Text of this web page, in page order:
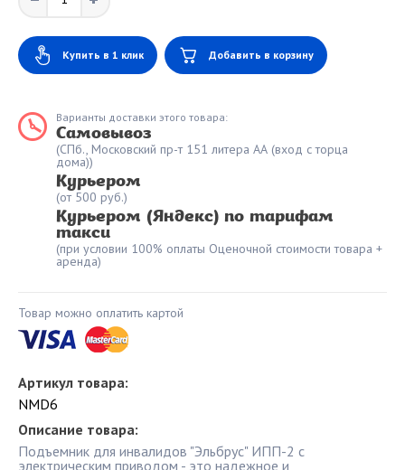
Купить в 1 клик Добавить в корзину
Варианты доставки этого товара:
Самовывоз
(СПб., Московский пр-т 151 литера АА (вход с торца
дома))
Курьером
(от 500 руб.)
Курьером (Яндекс) по тарифам
такси
(при условии 100% оплаты Оценочной стоимости товара +
аренда)
Товар можно оплатить картой
Артикул товара:
NMD6
Описание товара:
Подъемник для инвалидов "Эльбрус" ИПП-2 с
электрическим приводом - это надежное и